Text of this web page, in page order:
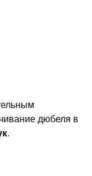
дюбеля в
.